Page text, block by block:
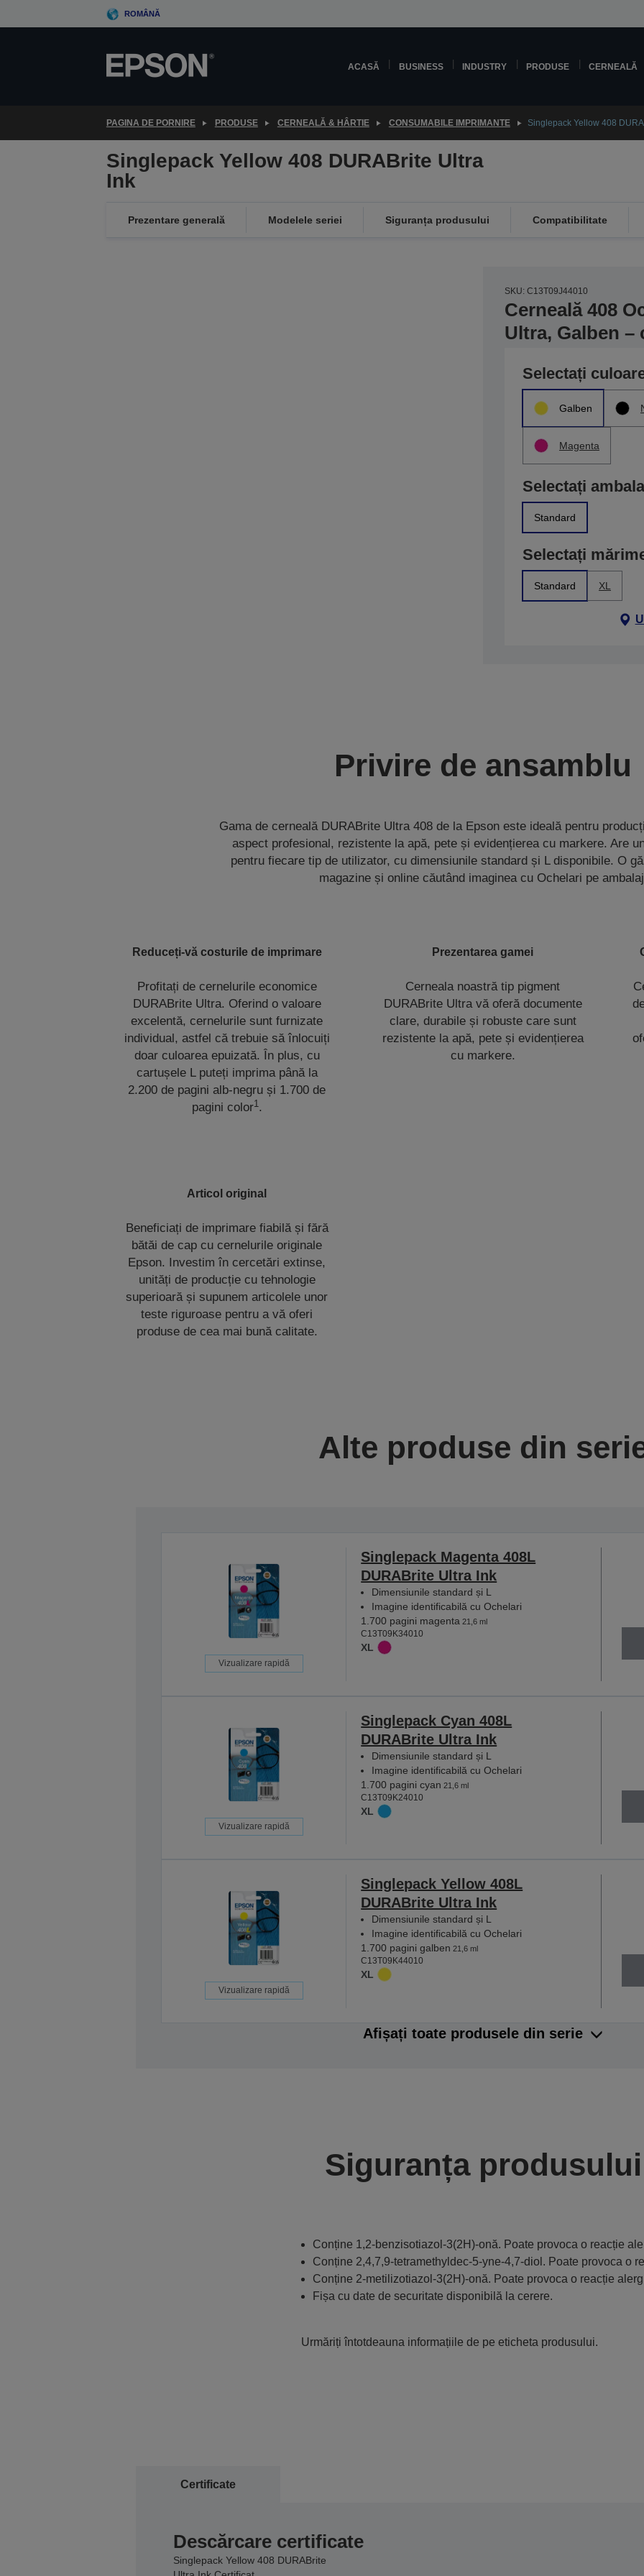
to
ROMÂNĂ
ACASĂ BUSINESS INDUSTRY PRODUSE CERNEALĂ
PAGINA DE PORNIRE PRODUSE CERNEALĂ & HÂRTIE CONSUMABILE IMPRIMANTE Singlepack Yellow 408
Singlepack Yellow 408 DURABrite Ultra
Ink
Prezentare generală Modelele seriei Siguranța produsului Compatibilitate
SKU: C13T09J44010
Cerneală 408
Ultra, Galben –
Selectați
Galben
Magenta
Selectați
Standard
Selectați
Standard XL
Privire de ansamblu
Gama de cerneală DURABrite Ultra 408 de la Epson este ideală pentru
aspect profesional, rezistente la apă, pete și evidențierea cu markere. Are
pentru fiecare tip de utilizator, cu dimensiunile standard și L disponibile. O
magazine și online căutând imaginea cu Ochelari pe
Reduceți-vă costurile de imprimare
Profitați de cernelurile economice
DURABrite Ultra. Oferind o valoare
excelentă, cernelurile sunt furnizate
individual, astfel că trebuie să înlocuiți
doar culoarea epuizată. În plus, cu
cartușele L puteți imprima până la
2.200 de pagini alb-negru și 1.700 de
pagini color1.
Prezentarea gamei
Cerneala noastră tip pigment
DURABrite Ultra vă oferă documente
clare, durabile și robuste care sunt
rezistente la apă, pete și evidențierea
cu markere.
Articol original
Beneficiați de imprimare fiabilă și fără
bătăi de cap cu cernelurile originale
Epson. Investim în cercetări extinse,
unități de producție cu tehnologie
superioară și supunem articolele unor
teste riguroase pentru a vă oferi
produse de cea mai bună calitate.
Alte produse din
Vizualizare rapidă
Singlepack Magenta 408L
DURABrite Ultra Ink
Dimensiunile standard și L
Imagine identificabilă cu Ochelari
1.700 pagini magenta 21,6 ml
C13T09K34010
XL
Vizualizare rapidă
Singlepack Cyan 408L
DURABrite Ultra Ink
Dimensiunile standard și L
Imagine identificabilă cu Ochelari
1.700 pagini cyan 21,6 ml
C13T09K24010
XL
Vizualizare rapidă
Singlepack Yellow 408L
DURABrite Ultra Ink
Dimensiunile standard și L
Imagine identificabilă cu Ochelari
1.700 pagini galben 21,6 ml
C13T09K44010
XL
Afișați toate produsele din serie
Siguranța produsului
Conține 1,2-benzisotiazol-3(2H)-onă. Poate provoca o reacție
Conține 2,4,7,9-tetramethyldec-5-yne-4,7-diol. Poate provoca o
Conține 2-metilizotiazol-3(2H)-onă. Poate provoca o reacție
Fișa cu date de securitate disponibilă la cerere.
Urmăriți întotdeauna informațiile de pe eticheta produsului.
Certificate
Descărcare certificate
Singlepack Yellow 408 DURABrite